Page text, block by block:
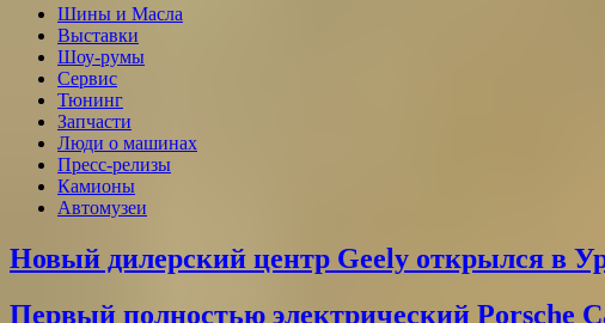
Шины и Масла
Выставки
Шоу-румы
Сервис
Тюнинг
Запчасти
Люди о машинах
Пресс-релизы
Камионы
Автомузеи
Новый дилерский центр Geely открылся в
Первый полностью электрический Porsche